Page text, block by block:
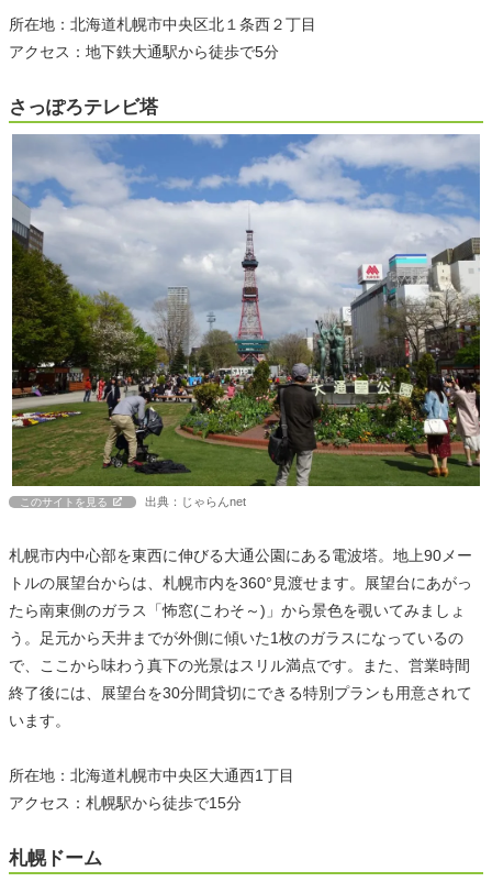
所在地：北海道札幌市中央区北１条西２丁目
アクセス：地下鉄大通駅から徒歩で5分
さっぽろテレビ塔
このサイトを見る 出典：じゃらんnet
札幌市内中心部を東西に伸びる大通公園にある電波塔。地上90メー
トルの展望台からは、札幌市内を360°見渡せます。展望台にあがっ
たら南東側のガラス「怖窓(こわそ～)」から景色を覗いてみましょ
う。足元から天井までが外側に傾いた1枚のガラスになっているの
で、ここから味わう真下の光景はスリル満点です。また、営業時間
終了後には、展望台を30分間貸切にできる特別プランも用意されて
います。
所在地：北海道札幌市中央区大通西1丁目
アクセス：札幌駅から徒歩で15分
札幌ドーム